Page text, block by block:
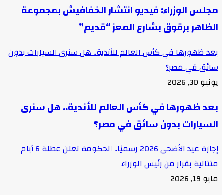
مجلس الوزراء: فيديو انتشار الخفافيش بمجموعة
الظاهر برقوق بشارع المعز “قديم”
بعد ظهورها في كأس العالم للأندية.. هل سنرى السيارات بدون
سائق في مصر؟
يونيو 30, 2026
بعد ظهورها في كأس العالم للأندية.. هل سنرى
السيارات بدون سائق في مصر؟
إجازة عيد الأضحى 2026 رسميًا.. الحكومة تعلن عطلة 6 أيام
متتالية بقرار من رئيس الوزراء
مايو 19, 2026